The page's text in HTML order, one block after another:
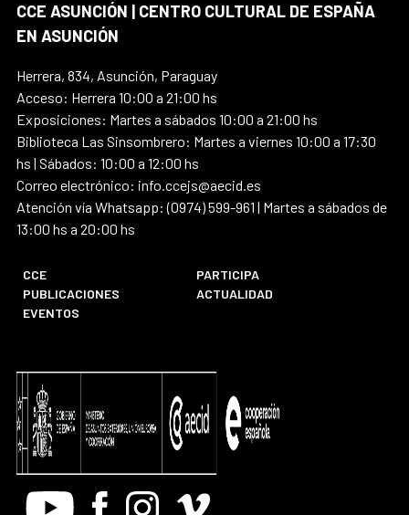
CCE ASUNCIÓN | CENTRO CULTURAL DE ESPAÑA
EN ASUNCIÓN
Herrera, 834, Asunción, Paraguay
Acceso: Herrera 10:00 a 21:00 hs
Exposiciones: Martes a sábados 10:00 a 21:00 hs
Biblioteca Las Sinsombrero: Martes a viernes 10:00 a 17:30
hs | Sábados: 10:00 a 12:00 hs
Correo electrónico: info.ccejs@aecid.es
Atención vía Whatsapp: (0974) 599-961 | Martes a sábados de
13:00 hs a 20:00 hs
CCE
PARTICIPA
PUBLICACIONES
ACTUALIDAD
EVENTOS
Youtube FacebookInstagram
Vimeo